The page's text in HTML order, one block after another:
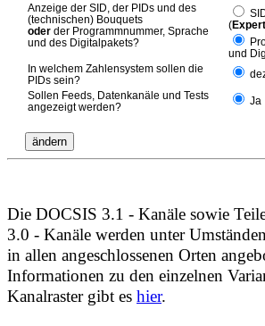
Anzeige der SID, der PIDs und des
(technischen) Bouquets
oder der Programmnummer, Sprache
und des Digitalpakets?
(
und
In welchem Zahlensystem sollen die
PIDs sein?
Sollen Feeds, Datenkanäle und Tests
angezeigt werden?
Ja
Die DOCSIS 3.1 - Kanäle sowie
3.0 - Kanäle werden unter
in allen angeschlossenen Orten
Informationen zu den einzelnen
Kanalraster gibt es hier.